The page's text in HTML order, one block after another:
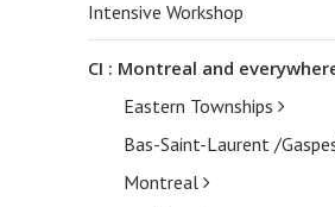
Intensive Workshop
CI : Montreal and
Eastern Townships
Bas-Saint-Laurent /
Montreal